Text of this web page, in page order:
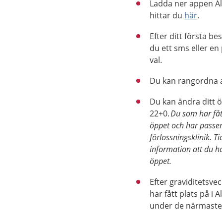
Ladda ner appen
hittar du här.
Efter ditt första
du ett sms eller
val.
Du kan rangordna
Du kan ändra ditt
22+0.Du som har
öppet och har
förlossningsklinik.
information att du
öppet.
Efter
har fått plats på i
under de